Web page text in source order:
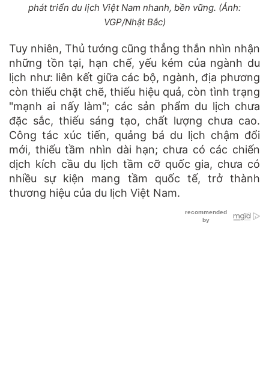
phát triển du lịch Việt Nam nhanh, bền vững. (Ảnh:
VGP/Nhật Bắc)
Tuy nhiên, Thủ tướng cũng thẳng thắn nhìn nhận
những tồn tại, hạn chế, yếu kém của ngành du
lịch như: liên kết giữa các bộ, ngành, địa phương
còn thiếu chặt chẽ, thiếu hiệu quả, còn tình trạng
"mạnh ai nấy làm"; các sản phẩm du lịch chưa
đặc sắc, thiếu sáng tạo, chất lượng chưa cao.
Công tác xúc tiến, quảng bá du lịch chậm đổi
mới, thiếu tầm nhìn dài hạn; chưa có các chiến
dịch kích cầu du lịch tầm cỡ quốc gia, chưa có
nhiều sự kiện mang tầm quốc tế, trở thành
thương hiệu của du lịch Việt Nam.